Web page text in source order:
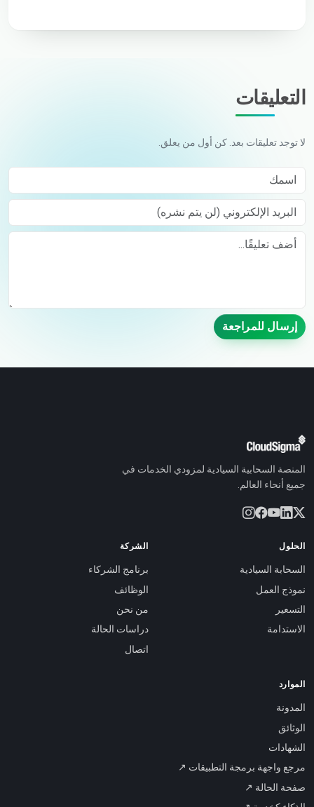
التعليقات
لا توجد تعليقات بعد. كن أول من يعلق.
اسمك
البريد الإلكتروني (لن يتم نشره)
إرسال للمراجعة
المنصة السحابية السيادية لمزودي الخدمات في
جميع أنحاء العالم.
الحلول
السحابة السيادية
نموذج العمل
التسعير
الاستدامة
الشركة
برنامج الشركاء
الوظائف
من نحن
دراسات الحالة
اتصال
الموارد
المدونة
الوثائق
الشهادات
مرجع واجهة برمجة التطبيقات ↗
صفحة الحالة ↗